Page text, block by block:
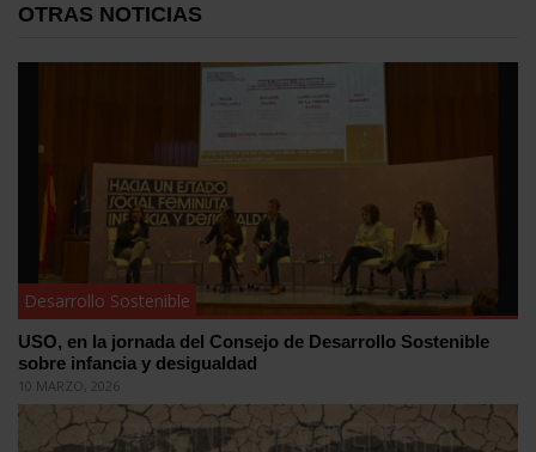
OTRAS NOTICIAS
Desarrollo Sostenible
USO, en la jornada del Consejo de Desarrollo Sostenible
sobre infancia y desigualdad
10 MARZO, 2026